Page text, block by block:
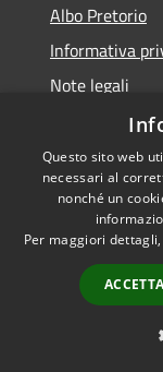
Albo Pretorio
Informativa
Note legali
Dichiarazione
RSS
Accessibilità
Questo sito web
necessari al
nonché un
Per maggiori